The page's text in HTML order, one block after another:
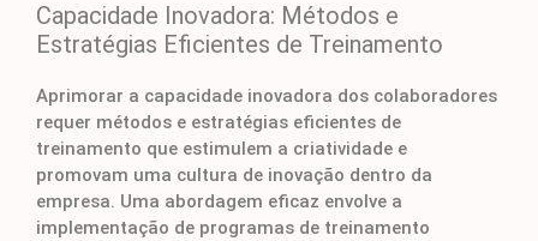
Capacidade Inovadora: Métodos e
Estratégias Eficientes de Treinamento
Aprimorar a capacidade inovadora dos colaboradores
requer métodos e estratégias eficientes de
treinamento que estimulem a criatividade e
promovam uma cultura de inovação dentro da
empresa. Uma abordagem eficaz envolve a
implementação de programas de treinamento